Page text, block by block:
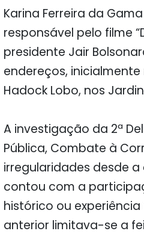
Karina Ferreira da
responsável pelo filme
presidente Jair
endereços,
Hadock Lobo, nos
A investigação da 2ª
Pública, Combate à
irregularidades desde
contou com a
histórico ou
anterior limitava-se a